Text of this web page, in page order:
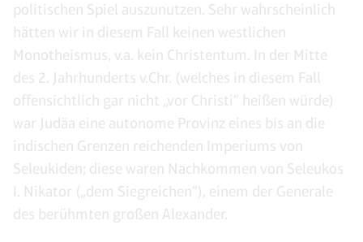
politischen Spiel auszunutzen. Sehr wahrscheinlich
hätten wir in diesem Fall keinen westlichen
Monotheismus, v.a. kein Christentum. In der Mitte
des 2. Jahrhunderts v.Chr. (welches in diesem Fall
offensichtlich gar nicht „vor Christi“ heißen würde)
war Judäa eine autonome Provinz eines bis an die
indischen Grenzen reichenden Imperiums von
Seleukiden; diese waren Nachkommen von Seleukos
I. Nikator („dem Siegreichen“), einem der Generale
des berühmten großen Alexander.